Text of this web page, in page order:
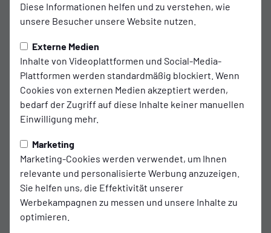
Diese Informationen helfen und zu verstehen, wie
unsere Besucher unsere Website nutzen.
Externe Medien
Inhalte von Videoplattformen und Social-Media-
Plattformen werden standardmäßig blockiert. Wenn
Cookies von externen Medien akzeptiert werden,
bedarf der Zugriff auf diese Inhalte keiner manuellen
Einwilligung mehr.
Marketing
Marketing-Cookies werden verwendet, um Ihnen
relevante und personalisierte Werbung anzuzeigen.
Sie helfen uns, die Effektivität unserer
Werbekampagnen zu messen und unsere Inhalte zu
optimieren.
In der abgelaufenen Saison kam der vielseitig einsetzbare
und schnelle Defensivspezialist auf 22 Einsätze für den
SSV Jeddeloh.
Wir freuen uns auf einen weiteren jungen und
entwicklungsstarken Spieler, der die Regionalliga Nord
bereits bestens kennt und bei uns nun den nächsten
Schritt gehen möchte.
sehr faire und freundschaftliche Abwicklung bedanken.
Die Fakten:
Alter: 20 Jahre
Position: IV/ 6er/ RV